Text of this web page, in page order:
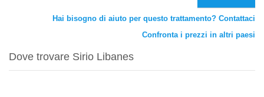
Hai bisogno di aiuto per questo trattamento? Contattaci
Confronta i prezzi in altri paesi
Dove trovare Sirio Libanes